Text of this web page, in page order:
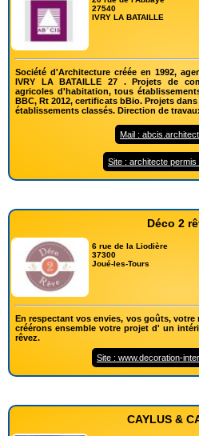
27540
IVRY LA BATAILLE
Société d'Architecture créée en 1992,
IVRY LA BATAILLE 27 . Projets de
agricoles d'habitation, tous
BBC, Rt 2012, certificats bBio. Projets
établissements classés. Direction de
Mail :
Site : architecte
Déco 2
6 rue de la Liodière
37300
Joué-les-Tours
En respectant vos envies, vos goûts,
créérons ensemble votre projet d' un
rêvez.
Site : www.decoration-
CAYLUS &